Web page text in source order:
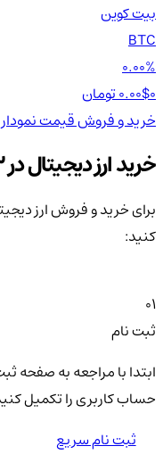
بیت کوین
BTC
0.00%
0.00$
خرید و فروشقیمتنمودار
خرید ارز دیجیتال در 3 مرحله ساده
برای خرید و فروش ارز
کنید:
01
ثبت نام
ابتدا با مراجعه به صفحه
حساب کاربری را تکمیل
ثبت نام سریع